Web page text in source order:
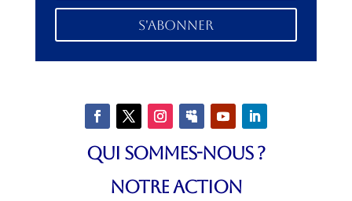
S'abonner
QUI SOMMES-NOUS ?
NOTRE ACTION